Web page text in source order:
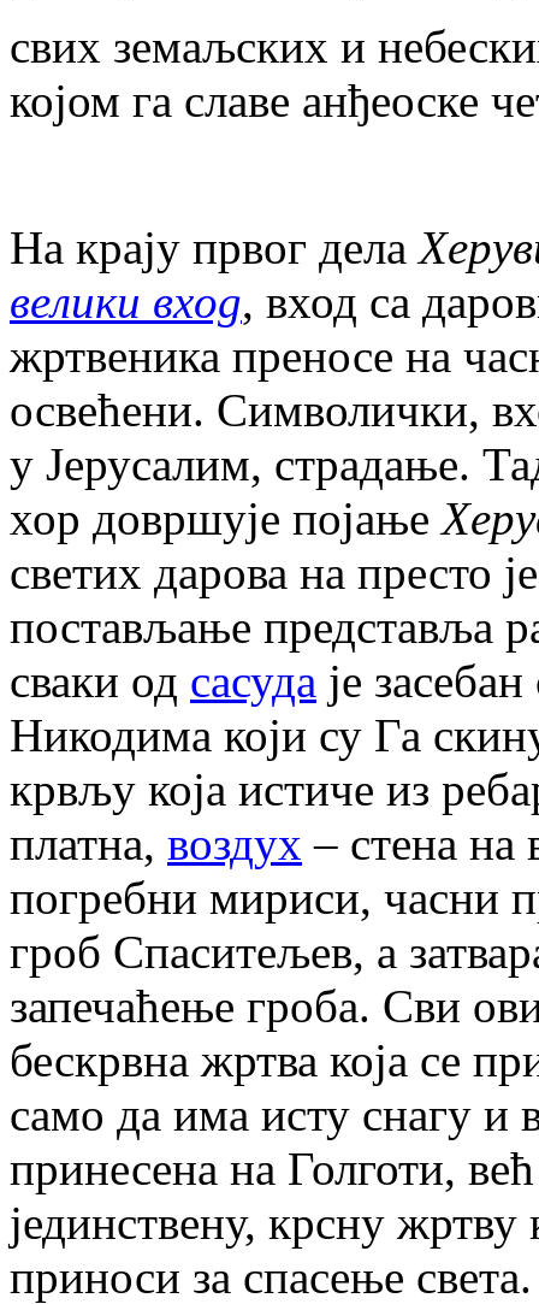
свих земаљских и
којом га славе анђеоске
На крају првог дела
велики вход, вход са
жртвеника преносе на
освећени. Символички,
у Јерусалим, страдање.
хор довршује појање
светих дарова на престо
постављање представља
сваки од сасуда је
Никодима који су Га
крвљу која истиче из
платна, воздух – стена на
погребни мириси, часни
гроб Спаситељев, а
запечаћење гроба. Сви
бескрвна жртва која се
само да има исту снагу и
принесена на Голготи,
јединствену, крсну жртву
приноси за спасење света.